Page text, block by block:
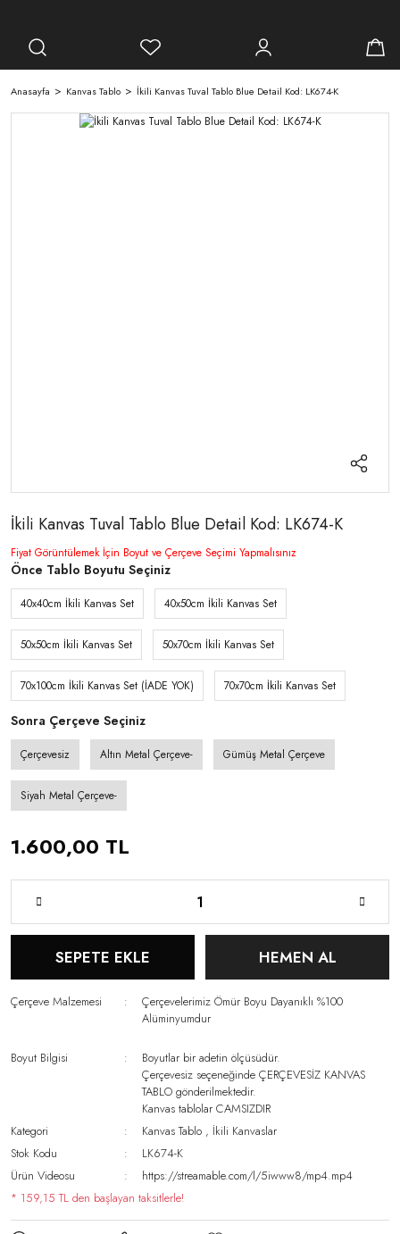
Anasayfa Kanvas Tablo İkili Kanvas Tuval Tablo Blue Detail Kod: LK674-K
İkili Kanvas Tuval Tablo Blue Detail Kod: LK674-K
Fiyat Görüntülemek İçin Boyut ve Çerçeve Seçimi Yapmalısınız
Önce Tablo Boyutu Seçiniz
40x40cm İkili Kanvas Set 40x50cm İkili Kanvas Set
50x50cm İkili Kanvas Set 50x70cm İkili Kanvas Set
70x100cm İkili Kanvas Set (İADE YOK) 70x70cm İkili Kanvas Set
Sonra Çerçeve Seçiniz
Çerçevesiz Altın Metal Çerçeve- Gümüş Metal Çerçeve
Siyah Metal Çerçeve-
1.600,00 TL
SEPETE EKLE HEMEN AL
Çerçeve Malzemesi
Çerçevelerimiz Ömür Boyu Dayanıklı %100
Alüminyumdur
Boyut Bilgisi
Boyutlar bir adetin ölçüsüdür.
Çerçevesiz seçeneğinde ÇERÇEVESİZ KANVAS
TABLO gönderilmektedir.
Kanvas tablolar CAMSIZDIR
Kategori
Kanvas Tablo , İkili Kanvaslar
Stok Kodu
LK674-K
Ürün Videosu
https://streamable.com/l/5iwww8/mp4.mp4
* 159,15 TL den başlayan taksitlerle!